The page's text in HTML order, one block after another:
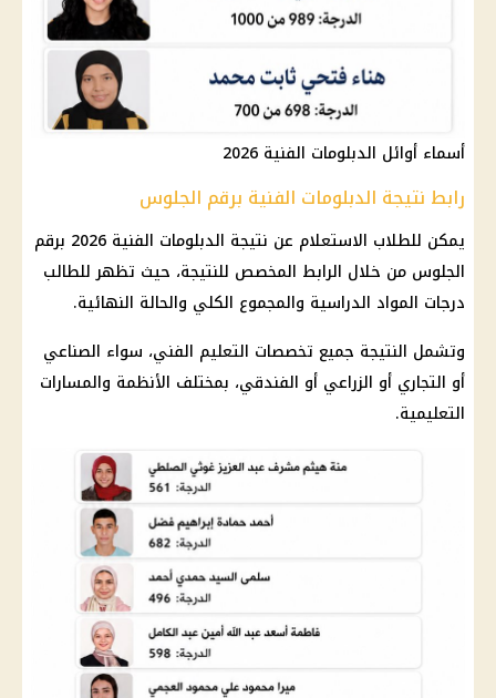
أسماء أوائل الدبلومات الفنية 2026
رابط نتيجة الدبلومات الفنية برقم الجلوس
يمكن للطلاب الاستعلام عن نتيجة الدبلومات الفنية 2026 برقم
الجلوس من خلال الرابط المخصص للنتيجة، حيث تظهر للطالب
درجات المواد الدراسية والمجموع الكلي والحالة النهائية.
وتشمل النتيجة جميع تخصصات التعليم الفني، سواء الصناعي
أو التجاري أو الزراعي أو الفندقي، بمختلف الأنظمة والمسارات
التعليمية.